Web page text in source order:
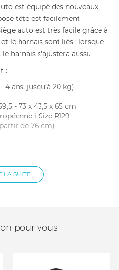
est équipé des nouveaux
tête est facilement
auto est très facile grâce à
le harnais sont liés : lorsque
harnais s'ajustera aussi.
:
4 ans, jusqu’à 20 kg)
- 73 x 43,5 x 65 cm
i-Size R129
de 76 cm)
à 30°
réduisant les
LA SUITE
pour vous